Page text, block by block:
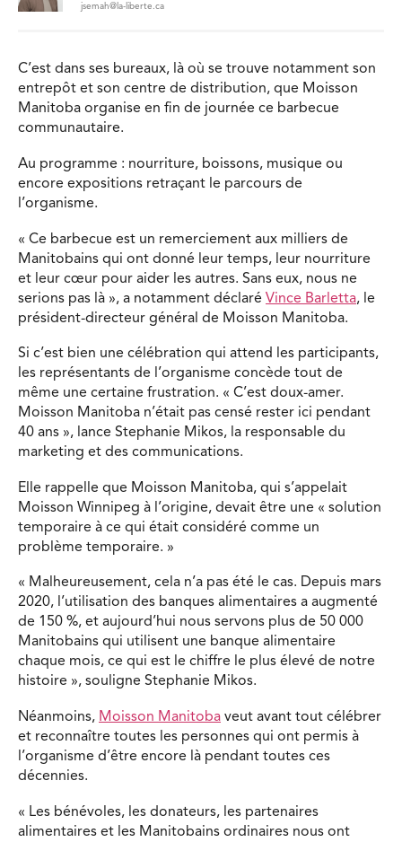
jsemah@la-liberte.ca
C’est dans ses bureaux, là où se trouve notamment son
entrepôt et son centre de distribution, que Moisson
Manitoba organise en fin de journée ce barbecue
communautaire.
Au programme : nourriture, boissons, musique ou
encore expositions retraçant le parcours de
l’organisme.
« Ce barbecue est un remerciement aux milliers de
Manitobains qui ont donné leur temps, leur nourriture
et leur cœur pour aider les autres. Sans eux, nous ne
serions pas là », a notamment déclaré Vince Barletta, le
président-directeur général de Moisson Manitoba.
Si c’est bien une célébration qui attend les participants,
les représentants de l’organisme concède tout de
même une certaine frustration. « C’est doux-amer.
Moisson Manitoba n’était pas censé rester ici pendant
40 ans », lance Stephanie Mikos, la responsable du
marketing et des communications.
Elle rappelle que Moisson Manitoba, qui s’appelait
Moisson Winnipeg à l’origine, devait être une « solution
temporaire à ce qui était considéré comme un
problème temporaire. »
« Malheureusement, cela n’a pas été le cas. Depuis mars
2020, l’utilisation des banques alimentaires a augmenté
de 150 %, et aujourd’hui nous servons plus de 50 000
Manitobains qui utilisent une banque alimentaire
chaque mois, ce qui est le chiffre le plus élevé de notre
histoire », souligne Stephanie Mikos.
Néanmoins, Moisson Manitoba veut avant tout célébrer
et reconnaître toutes les personnes qui ont permis à
l’organisme d’être encore là pendant toutes ces
décennies.
« Les bénévoles, les donateurs, les partenaires
alimentaires et les Manitobains ordinaires nous ont